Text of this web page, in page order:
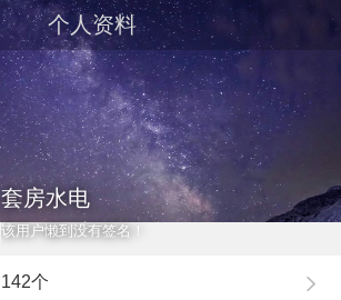
个人资料
套房水电
该用户懒到没有签名！
142个